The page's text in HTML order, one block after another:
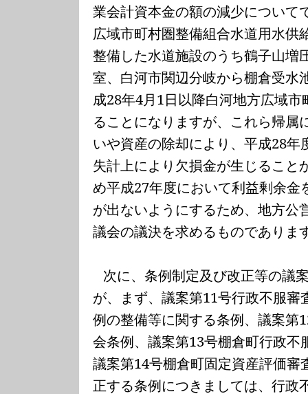
業会計資本金の額の減少について
広域市町村圏整備組合水道用水供
整備した水道施設のうち鶴子山増
室、白河市関辺分岐から棚倉受水
成28年4月1 日以降白河地方広域
ることになりますが、これら帰属
いや資産の除却により、平成28年
失計上により欠損金が生じること
め平成27年度において利益剰余金
が出ないようにするため、地方公
議会の議決を求めるものでありま
次に、条例制定及び改正等の議
が、まず、議案第11号行政不服審
例の整備等に関する条例、議案第
会条例、議案第13号棚倉町行政不
議案第14号棚倉町固定資産評価審
正する条例につきましては、行政